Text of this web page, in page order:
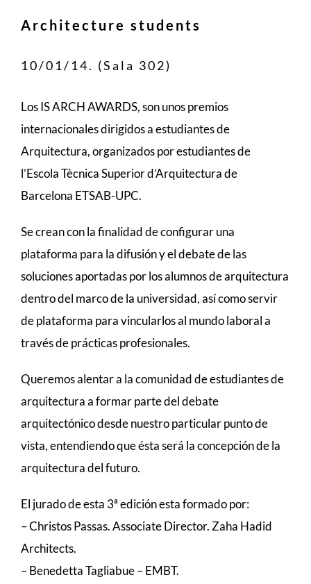
Architecture students
10/01/14. (Sala 302)
Los IS ARCH AWARDS, son unos premios
internacionales dirigidos a estudiantes de
Arquitectura, organizados por estudiantes de
l’Escola Tècnica Superior d’Arquitectura de
Barcelona ETSAB-UPC.
Se crean con la finalidad de configurar una
plataforma para la difusión y el debate de las
soluciones aportadas por los alumnos de arquitectura
dentro del marco de la universidad, así como servir
de plataforma para vincularlos al mundo laboral a
través de prácticas profesionales.
Queremos alentar a la comunidad de estudiantes de
arquitectura a formar parte del debate
arquitectónico desde nuestro particular punto de
vista, entendiendo que ésta será la concepción de la
arquitectura del futuro.
El jurado de esta 3ª edición esta formado por:
– Christos Passas. Associate Director. Zaha Hadid
Architects.
– Benedetta Tagliabue – EMBT.